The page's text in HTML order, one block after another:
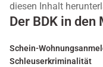
diesen Inhalt
Der BDK in den
Schein-
Schleuserkriminalität